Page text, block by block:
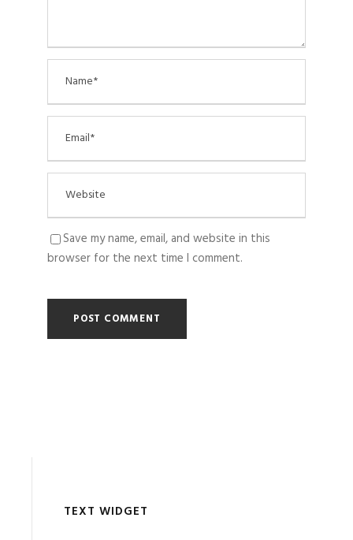
Save my name, email, and website in this
browser for the next time I comment.
TEXT WIDGET